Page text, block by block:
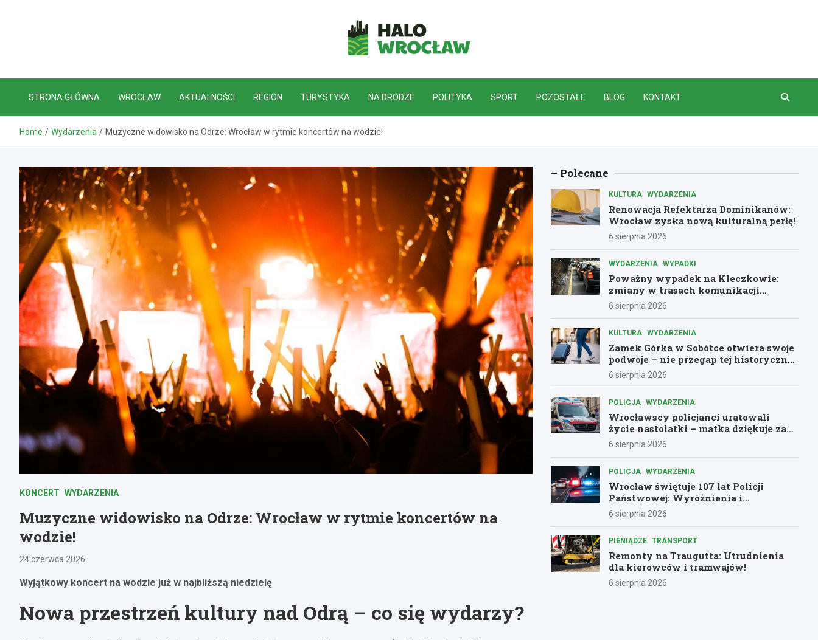
HaloWrocław.pl
STRONA GŁÓWNA WROCŁAW AKTUALNOŚCI REGION TURYSTYKA NA DRODZE POLITYKA SPORT POZOSTAŁE BLOG KONTAKT
Home Wydarzenia Muzyczne widowisko na Odrze: Wrocław w rytmie koncertów na wodzie!
KONCERT WYDARZENIA
Muzyczne widowisko na Odrze: Wrocław w rytmie koncertów na
wodzie!
24 czerwca 2026
Wyjątkowy koncert na wodzie już w najbliższą niedzielę
Nowa przestrzeń kultury nad Odrą – co się wydarzy?
Polecane
KULTURA WYDARZENIA
Renowacja Refektarza Dominikanów:
Wrocław zyska nową kulturalną perłę!
6 sierpnia 2026
WYDARZENIA WYPADKI
Poważny wypadek na Kleczkowie:
zmiany w trasach komunikacji
miejskiej
6 sierpnia 2026
KULTURA WYDARZENIA
Zamek Górka w Sobótce otwiera swoje
podwoje – nie przegap tej historycznej
przygody!
6 sierpnia 2026
POLICJA WYDARZENIA
Wrocławscy policjanci uratowali
życie nastolatki – matka dziękuje za
pomoc
6 sierpnia 2026
POLICJA WYDARZENIA
Wrocław świętuje 107 lat Policji
Państwowej: Wyróżnienia i
podziękowania dla bohaterów służby
6 sierpnia 2026
PIENIĄDZE TRANSPORT
Remonty na Traugutta: Utrudnienia
dla kierowców i tramwajów!
6 sierpnia 2026